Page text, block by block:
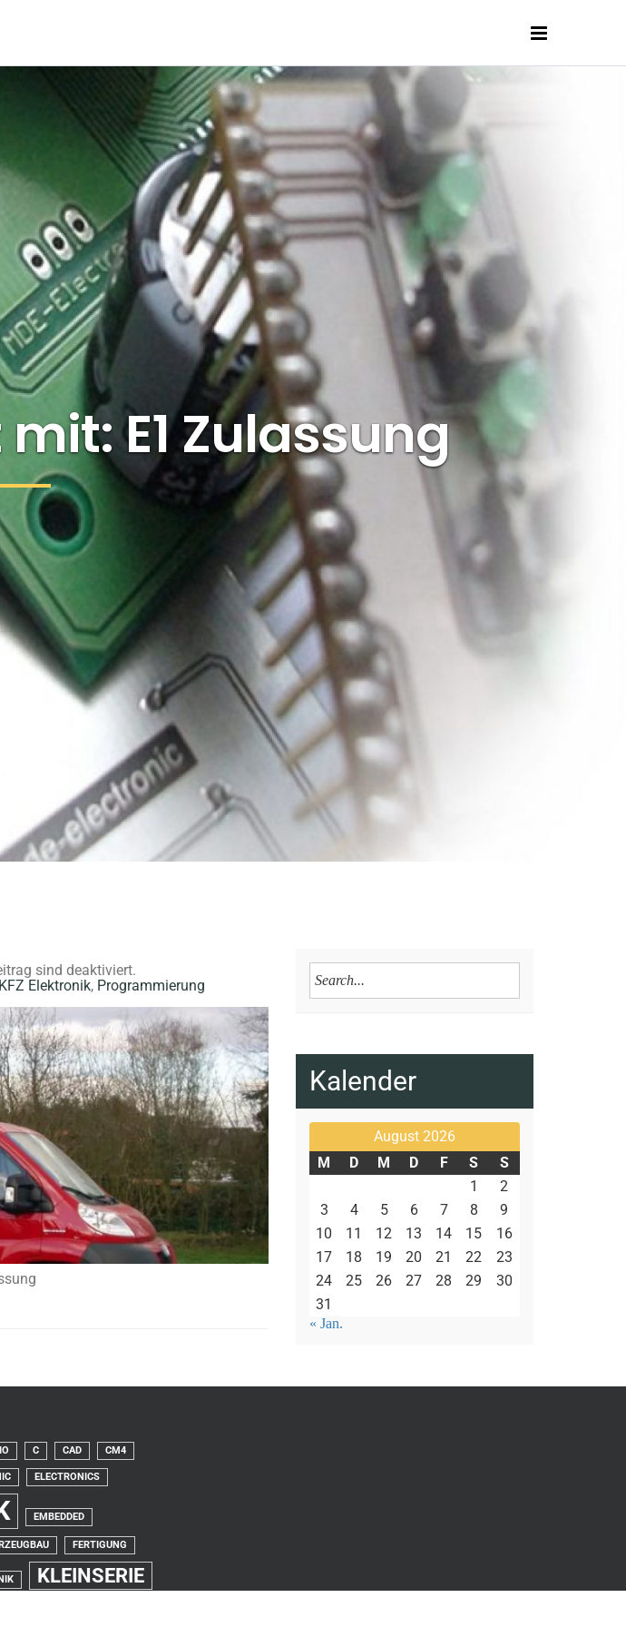
E1 Zulassung
sind deaktiviert.
KFZ Elektronik, Programmierung
Kalender
August 2026
M
D M D F S
S
1
2
3
4 5 6 7 8
9
10
11 12 13 14 15
16
17
18 19 20 21 22
23
24
25 26 27 28 29
30
31
« Jan.
C CAD CM4
ELECTRONICS
EMBEDDED
FERTIGUNG
KLEINSERIE